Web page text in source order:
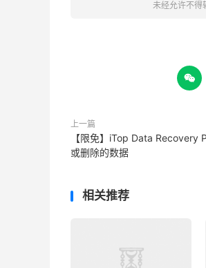
未经允许不得

上一篇
【限免】iTop Data Recovery
或删除的数据
相关推荐